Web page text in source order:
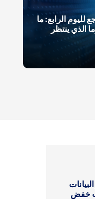
لليوم الرابع: ما
الذي ينتظر
خفض